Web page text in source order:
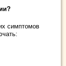
симптомов